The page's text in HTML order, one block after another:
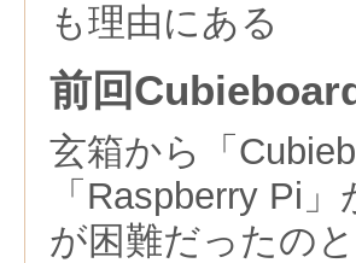
も理由にある
前回
玄箱から「
「Raspberry Pi
が困難だったの